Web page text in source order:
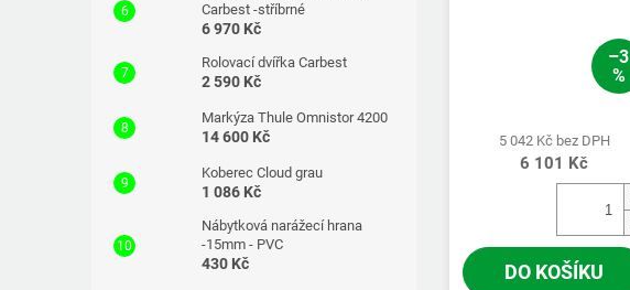
Carbest -stříbrné
6 970 Kč
Rolovací dvířka Carbest
2 590 Kč
Markýza Thule Omnistor 4200
14 600 Kč
Koberec Cloud grau
1 086 Kč
Nábytková narážecí hrana
-15mm - PVC
430 Kč
–3
%
5 042 Kč bez DPH
6 101 Kč
DO KOŠÍKU